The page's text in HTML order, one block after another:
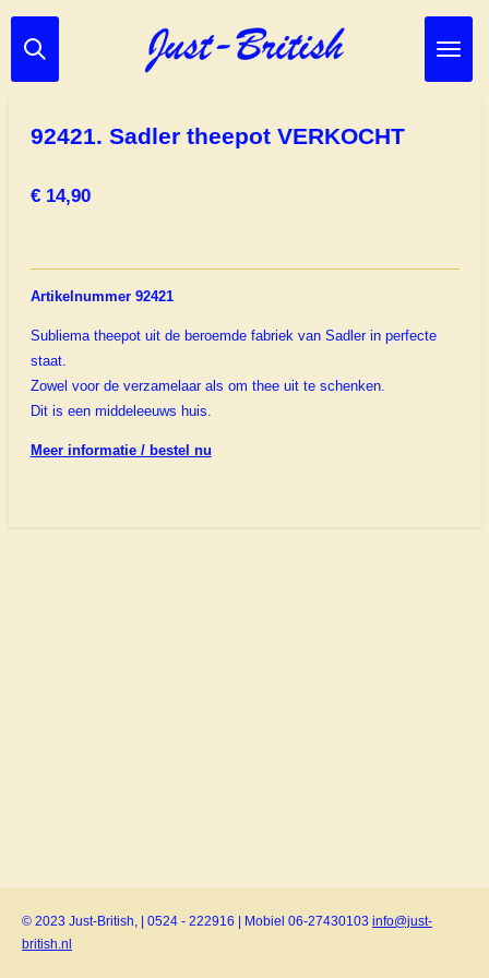
Ga
direct
92421. Sadler theepot VERKOCHT
€ 14,90
Artikelnummer 92421
Subliema theepot uit de beroemde fabriek van Sadler in perfecte
staat.
Zowel voor de verzamelaar als om thee uit te schenken.
Dit is een middeleeuws huis.
Meer informatie / bestel nu
© 2023 Just-British, | 0524 - 222916 | Mobiel 06-27430103 info@just-
british.nl